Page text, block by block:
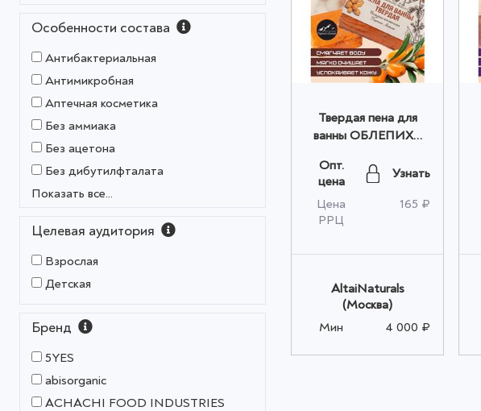
Особенности состава
Антибактериальная
Антимикробная
Аптечная косметика
Без аммиака
Без ацетона
Без дибутилфталата
Показать все...
Целевая аудитория
Взрослая
Детская
Бренд
5YES
abisorganic
ACHACHI FOOD INDUSTRIES
Твердая пена для
ванны ОБЛЕПИХА
оптом
Опт.
цена
Узнать
Цена
РРЦ
165 ₽
AltaiNaturals
(Москва)
Мин
4 000 ₽